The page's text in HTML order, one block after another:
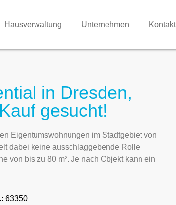
Hausverwaltung Unternehmen Kontakt
in Dresden,
gesucht!
Eigentumswohnungen im Stadtgebiet von
dabei keine ausschlaggebende Rolle.
von bis zu 80 m². Je nach Objekt kann ein
63350